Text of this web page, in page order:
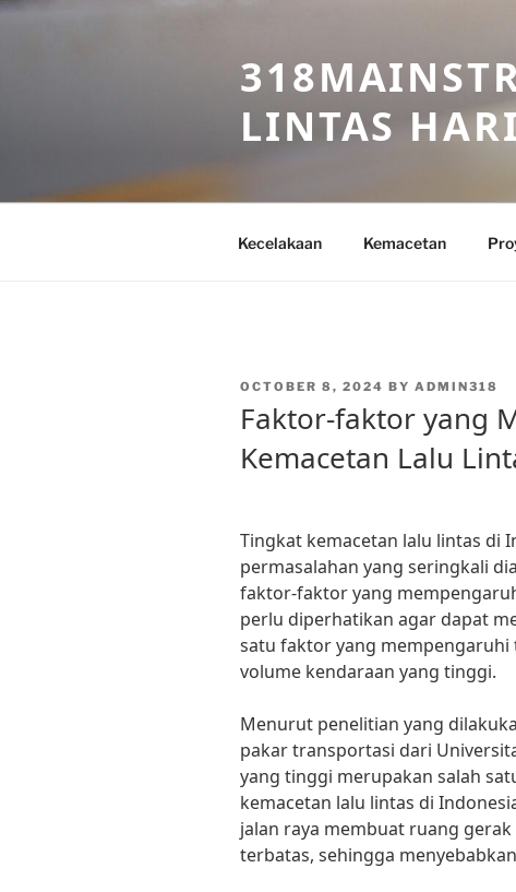
Skip
LINTAS
Kecelakaan Kemacetan
POSTED
OCTOBER 8, 2024 BY ADMIN318
Faktor-faktor yang
Kemacetan Lalu
Tingkat kemacetan lalu lintas di
permasalahan yang seringkali
faktor-faktor yang
perlu diperhatikan agar dapat
satu faktor yang
volume kendaraan yang tinggi.
Menurut penelitian yang
pakar transportasi dari
yang tinggi merupakan salah
kemacetan lalu lintas di
jalan raya membuat ruang
terbatas, sehingga